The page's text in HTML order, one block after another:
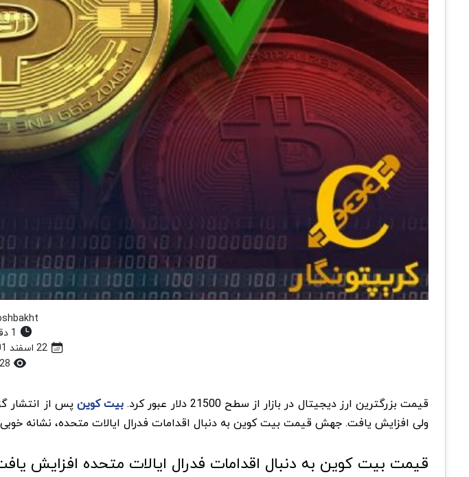
22 اسفند 1401 - 16:08
قیمت بزرگترین ارز دیجیتال در بازار از سطح 21500 دلار عبور کرد. بیت کوینپس از انتشار
ولی افزایش یافت. جهش قیمت بیت کوین به دنبال اقدامات فدرال ایالات متحده، نشانه خوبی
قیمت بیت کوین به دنبال اقدامات فدرال ایالات متحده افزایش